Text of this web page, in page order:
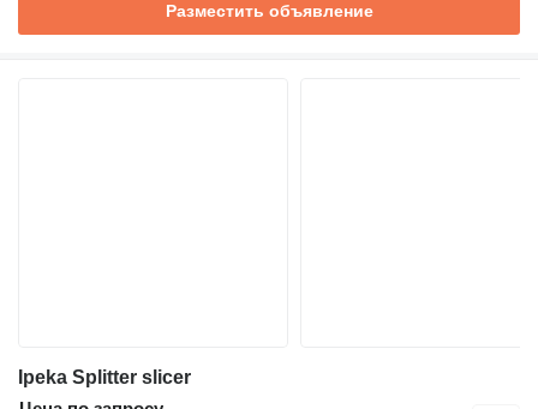
Разместить объявление
Ipeka Splitter slicer